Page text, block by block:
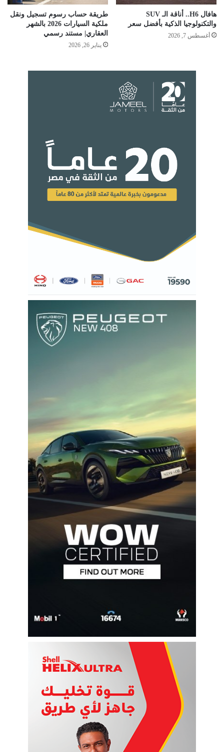
هافال H6.. أناقة الـ SUV
والتكنولوجيا الذكية بأفضل سعر
أغسطس 7, 2026
طريقة حساب رسوم تسجيل ونقل
ملكية السيارات 2026 بالشهر
العقاري| مستند رسمي
يناير 26, 2026